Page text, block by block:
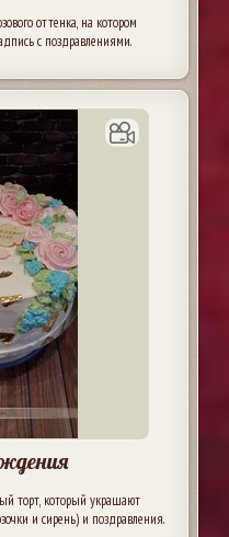
оттенка, на котором
с поздравлениями.
торт, который украшают
и сирень) и поздравления.